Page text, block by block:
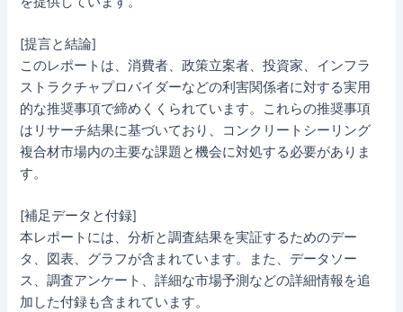
[提言と結論]
このレポートは、消費者、政策立案者、投資家、インフラ
ストラクチャプロバイダーなどの利害関係者に対する実用
的な推奨事項で締めくくられています。これらの推奨事項
はリサーチ結果に基づいており、コンクリートシーリング
複合材市場内の主要な課題と機会に対処する必要がありま
す。
[補足データと付録]
本レポートには、分析と調査結果を実証するためのデー
タ、図表、グラフが含まれています。また、データソー
ス、調査アンケート、詳細な市場予測などの詳細情報を追
加した付録も含まれています。